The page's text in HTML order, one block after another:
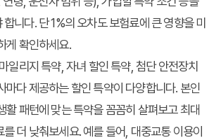
니다. 단 1%의 오차도 보험료에 큰 영향을 미
게 확인하세요.
마일리지 특약, 자녀 할인 특약, 첨단 안전장치
마다 제공하는 할인 특약이 다양합니다. 본인
활 패턴에 맞는 특약을 꼼꼼히 살펴보고 최대
더 낮춰보세요. 예를 들어, 대중교통 이용이